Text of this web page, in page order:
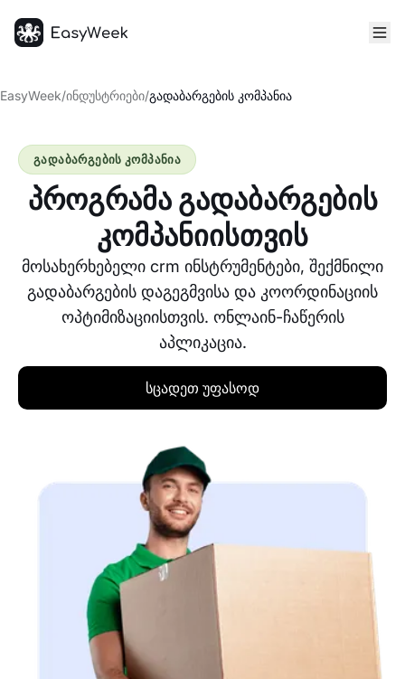
EasyWeek/ინდუსტრიები/გადაბარგების კომპანია
პროგრამა გადაბარგების
კომპანიისთვის
მოსახერხებელი crm ინსტრუმენტები, შექმნილი
გადაბარგების დაგეგმვისა და კოორდინაციის
ოპტიმიზაციისთვის. ონლაინ-ჩაწერის
აპლიკაცია.
გადაბარგების კომპანია
სცადეთ უფასოდ